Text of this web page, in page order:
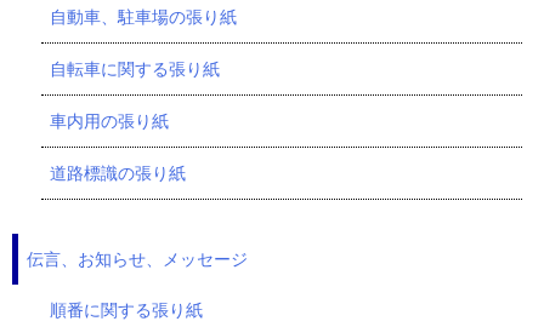
自動車、駐車場の張り紙
自転車に関する張り紙
車内用の張り紙
道路標識の張り紙
伝言、お知らせ、メッセージ
順番に関する張り紙